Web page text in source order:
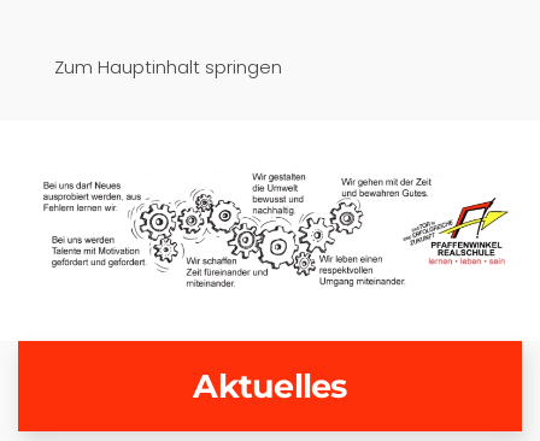
Zum Hauptinhalt springen
Schongau
Aktuelles